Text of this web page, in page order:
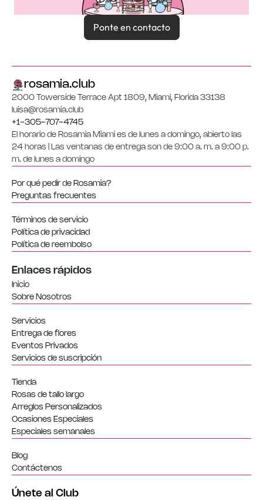
Ponte en contacto
rosamia.club
2000 Towerside Terrace Apt 1809, Miami, Florida 33138
luisa@rosamia.club
+1-305-707-4745
El horario de Rosamia Miami es de lunes a domingo, abierto las
24 horas | Las ventanas de entrega son de 9:00 a. m. a 9:00 p.
m. de lunes a domingo
Por qué pedir de Rosamia?
Preguntas frecuentes
Términos de servicio
Política de privacidad
Política de reembolso
Enlaces rápidos
Inicio
Sobre Nosotros
Servicios
Entrega de flores
Eventos Privados
Servicios de suscripción
Tienda
Rosas de tallo largo
Arreglos Personalizados
Ocasiones Especiales
Especiales semanales
Blog
Contáctenos
Únete al Club